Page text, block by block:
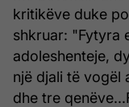
kritikëve duke
shkruar: "Fytyra
adoleshenteje,
një djali të vogël
dhe tre